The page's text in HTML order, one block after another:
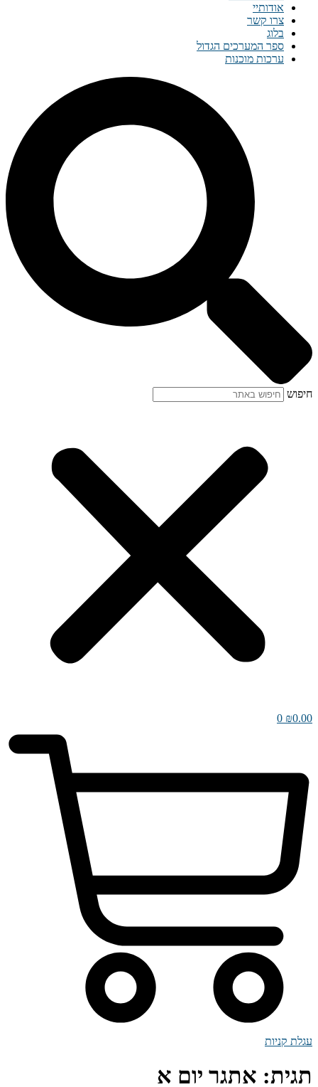
אודותיי
צרו קשר
בלוג
ספר המערכים הגדול
ערכות מוכנות
חיפוש
₪0.00
0
עגלת קניות
תגית: אתגר יום א